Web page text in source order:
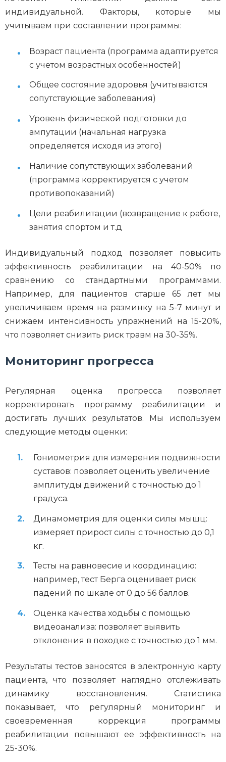
индивидуальной. Факторы, которые мы
учитываем при составлении программы:
Возраст пациента (программа адаптируется
с учетом возрастных особенностей)
Общее состояние здоровья (учитываются
сопутствующие заболевания)
Уровень физической подготовки до
ампутации (начальная нагрузка
определяется исходя из этого)
Наличие сопутствующих заболеваний
(программа корректируется с учетом
противопоказаний)
Цели реабилитации (возвращение к работе,
занятия спортом и т.д
Индивидуальный подход позволяет повысить
эффективность реабилитации на 40-50% по
сравнению со стандартными программами.
Например, для пациентов старше 65 лет мы
увеличиваем время на разминку на 5-7 минут и
снижаем интенсивность упражнений на 15-20%,
что позволяет снизить риск травм на 30-35%.
Мониторинг прогресса
Регулярная оценка прогресса позволяет
корректировать программу реабилитации и
достигать лучших результатов. Мы используем
следующие методы оценки:
Гониометрия для измерения подвижности
суставов: позволяет оценить увеличение
амплитуды движений с точностью до 1
градуса.
Динамометрия для оценки силы мышц:
измеряет прирост силы с точностью до 0,1
кг.
Тесты на равновесие и координацию:
например, тест Берга оценивает риск
падений по шкале от 0 до 56 баллов.
Оценка качества ходьбы с помощью
видеоанализа: позволяет выявить
отклонения в походке с точностью до 1 мм.
Результаты тестов заносятся в электронную карту
пациента, что позволяет наглядно отслеживать
динамику восстановления. Статистика
показывает, что регулярный мониторинг и
своевременная коррекция программы
реабилитации повышают ее эффективность на
25-30%.